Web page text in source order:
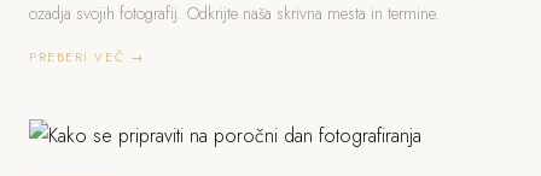
ozadja svojih fotografij. Odkrijte naša skrivna mesta in termine.
PREBERI VEČ →